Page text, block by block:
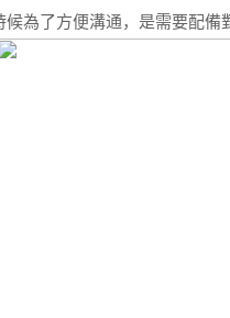
了方便溝通，是需要配備